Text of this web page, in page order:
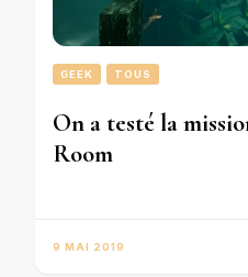
GEEK TOUS
On a testé la
Room
9 MAI 2019